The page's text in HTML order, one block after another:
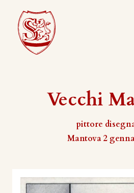
Vecchi
pittore
Mantova 2